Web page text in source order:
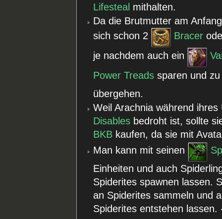
Lifesteal mithalten.
Da die Brutmutter am
sich schon 2
Bracer
je nachdem auch ein
Power Treads sparen und
übergehen.
Weil Arachnia während
Disables bedroht ist, sollte
BKB kaufen, da sie mit
Man kann mit seinen
Einheiten und auch
Spiderites spawnen lassen.
an Spiderites sammeln und
Spiderites entstehen